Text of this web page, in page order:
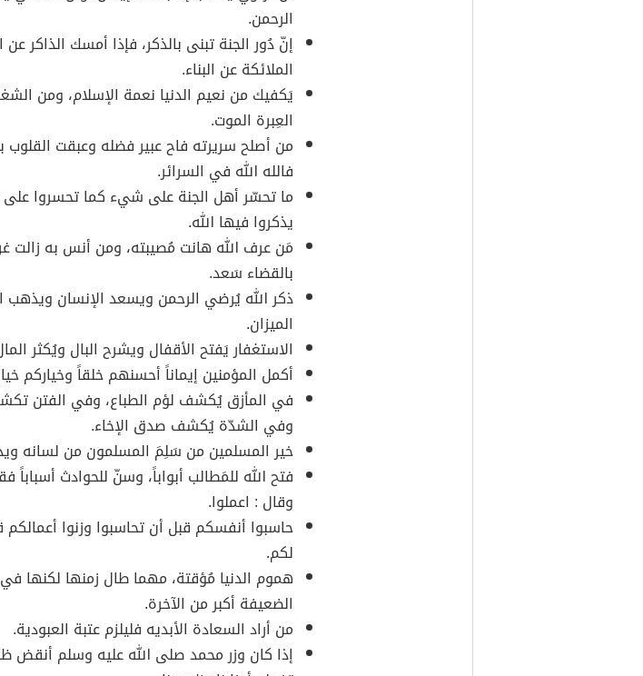
الرحمن.
إنّ دُور الجنة تبنى بالذكر، فإذا أمسك الذاكر
الملائكة عن البناء.
يَكفيك من نعيم الدنيا نعمة الإسلام، ومن
العِبرة الموت.
من أصلح سريرته فاح عبير فضله وعبقت القلوب
فالله الله في السرائر.
ما تحسّر أهل الجنة على شيء كما تحسروا
يذكروا فيها الله.
مَن عرف الله هانت مُصيبته، ومن أنس به زالت
بالقضاء سَعد.
ذكر الله يُرضي الرحمن ويسعد الإنسان ويذهب
الميزان.
الاستغفار يَفتح الأقفال ويشرح البال ويُكثر
أكمل المؤمنين إيماناً أحسنهم خلقاً وخياركم
في المأزق يُكشف لؤم الطباع، وفي الفتن
وفي الشدّة يُكشف صدق الإخاء.
خير المسلمين من سَلِمَ المسلمون من لسانه
فتح الله للمَطالب أبواباً، وسنّ للحوادث أسباباً
وقال : اعملوا.
حاسبوا أنفسكم قبل أن تحاسبوا وزنوا أعمالكم
لكم.
هموم الدنيا مُؤقتة، مهما طال زمنها لكنها في
الضعيفة أكبر من الآخرة.
من أراد السعادة الأبديه فليلزم عتبة العبودية.
إذا كان وزر محمد صلى الله عليه وسلم أنقض